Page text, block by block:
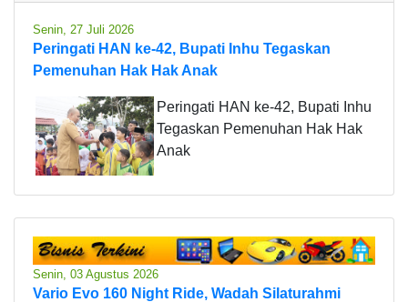
Senin, 27 Juli 2026
Peringati HAN ke-42, Bupati Inhu Tegaskan
Pemenuhan Hak Hak Anak
Peringati HAN ke-42, Bupati Inhu
Tegaskan Pemenuhan Hak Hak
Anak
Senin, 03 Agustus 2026
Vario Evo 160 Night Ride, Wadah Silaturahmi